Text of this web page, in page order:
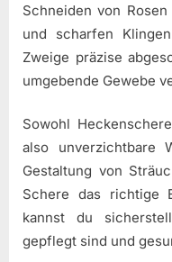
Schneiden von
und scharfen
Zweige präzise
umgebende Gewebe
Sowohl
also unverzichtbare
Gestaltung von
Schere das richtige
kannst du
gepflegt sind und